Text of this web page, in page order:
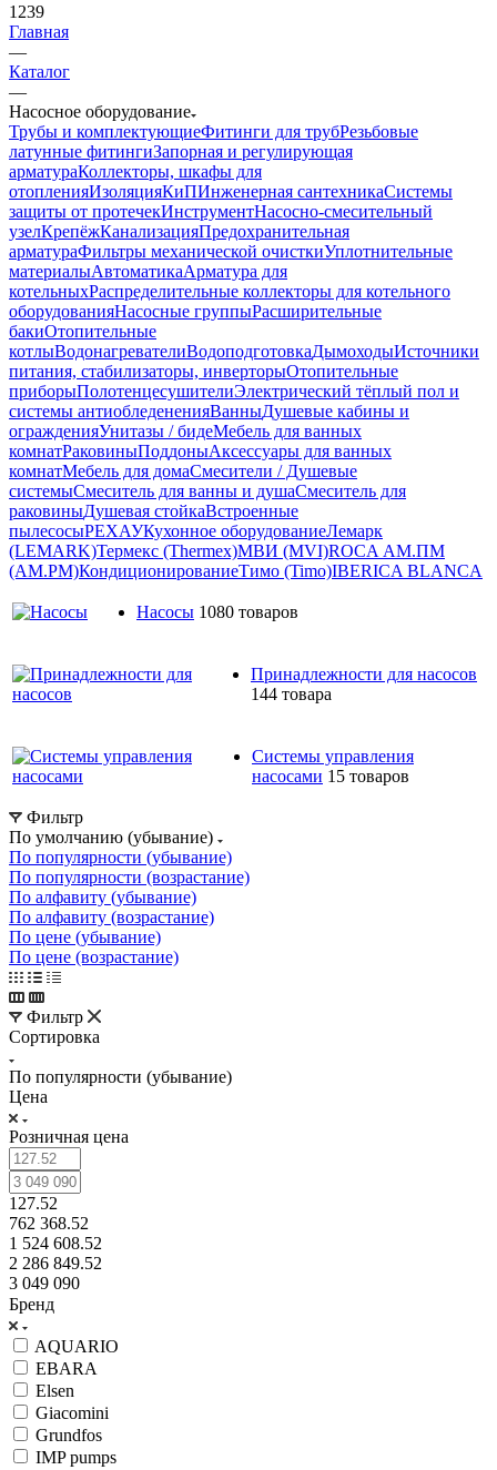
1239
Главная
—
Каталог
—
Насосное оборудование
Трубы и комплектующиеФитинги для трубРезьбовые
латунные фитингиЗапорная и регулирующая
арматураКоллекторы, шкафы для
отопленияИзоляцияКиПИнженерная сантехникаСистемы
защиты от протечекИнструментНасосно-смесительный
узелКрепёжКанализацияПредохранительная
арматураФильтры механической очисткиУплотнительные
материалыАвтоматикаАрматура для
котельныхРаспределительные коллекторы для котельного
оборудованияНасосные группыРасширительные
бакиОтопительные
котлыВодонагревателиВодоподготовкаДымоходыИсточники
питания, стабилизаторы, инверторыОтопительные
приборыПолотенцесушителиЭлектрический тёплый пол и
системы антиобледененияВанныДушевые кабины и
огражденияУнитазы / бидеМебель для ванных
комнатРаковиныПоддоныАксессуары для ванных
комнатМебель для домаСмесители / Душевые
системыСмеситель для ванны и душаСмеситель для
раковиныДушевая стойкаВстроенные
пылесосыРЕХАУКухонное оборудованиеЛемарк
(LEMARK)Термекс (Thermex)МВИ (MVI)ROCA АМ.ПМ
(AM.PM)КондиционированиеТимо (Timo)IBERICA BLANCA
Насосы 1080 товаров
Принадлежности для насосов
144 товара
Системы управления
насосами 15 товаров
Фильтр
По умолчанию (убывание)
По популярности (убывание)
По популярности (возрастание)
По алфавиту (убывание)
По алфавиту (возрастание)
По цене (убывание)
По цене (возрастание)
Фильтр
Сортировка
По популярности (убывание)
Цена
Розничная цена
127.52
762 368.52
1 524 608.52
2 286 849.52
3 049 090
Бренд
AQUARIO
EBARA
Elsen
Giacomini
Grundfos
IMP pumps